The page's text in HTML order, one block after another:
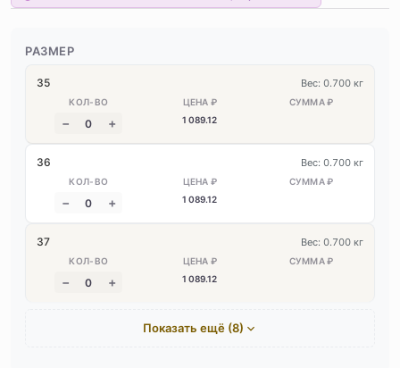
РАЗМЕР
35
1 089.12
Вес: 0.700 кг
36
1 089.12
Вес: 0.700 кг
37
1 089.12
Вес: 0.700 кг
Показать ещё (8)